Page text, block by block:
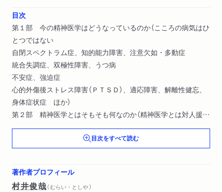
目次
第１部 今の精神医学はどうなっているのか（こころの病気はひ
とつではない
自閉スペクトラム症、知的能力障害、注意欠如・多動症
統合失調症、双極性障害、うつ病
不安症、強迫症
心的外傷後ストレス障害（ＰＴＳＤ）、適応障害、解離性健忘、
身体症状症 ほか）
第２部 精神医学とはそもそも何なのか（精神医学とは対人援助
である
精神医学の守備範囲「外」
精神医学の守備範囲を考える
精神医学はどこを目指すべきか）
目次をすべて読む
著作者プロフィール
村井俊哉（ むらい・としや ）